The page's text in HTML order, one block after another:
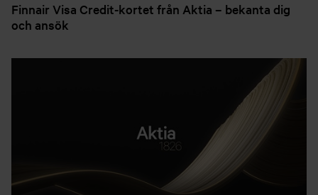
Finnair Visa Credit-kortet från Aktia – bekanta dig
och ansök